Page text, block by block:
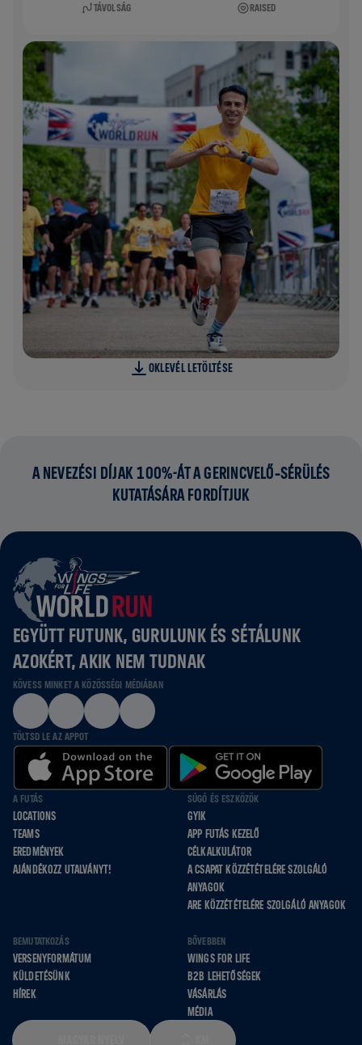
TÁVOLSÁG RAISED
OKLEVÉL LETÖLTÉSE
A NEVEZÉSI DÍJAK 100%-ÁT A GERINCVELŐ‑SÉRÜLÉS
KUTATÁSÁRA FORDÍTJUK
EGYÜTT FUTUNK, GURULUNK ÉS SÉTÁLUNK
AZOKÉRT, AKIK NEM TUDNAK
KÖVESS MINKET A KÖZÖSSÉGI MÉDIÁBAN
TÖLTSD LE AZ APPOT
A FUTÁS
LOCATIONS
TEAMS
EREDMÉNYEK
AJÁNDÉKOZZ UTALVÁNYT!
SÚGÓ ÉS ESZKÖZÖK
GYIK
APP FUTÁS KEZELŐ
CÉLKALKULÁTOR
A CSAPAT KÖZZÉTÉTELÉRE SZOLGÁLÓ
ANYAGOK
ARE KÖZZÉTÉTELÉRE SZOLGÁLÓ ANYAGOK
BEMUTATKOZÁS
VERSENYFORMÁTUM
KÜLDETÉSÜNK
HÍREK
BŐVEBBEN
WINGS FOR LIFE
B2B LEHETŐSÉGEK
VÁSÁRLÁS
MÉDIA